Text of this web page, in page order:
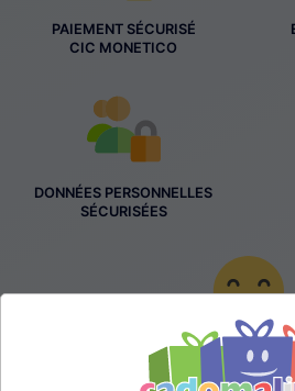
PAIEMENT SÉCURISÉ
CIC MONETICO
DONNÉES PERSONNELLES
SÉCURISÉES
TARIFS
FRANCO LEGER